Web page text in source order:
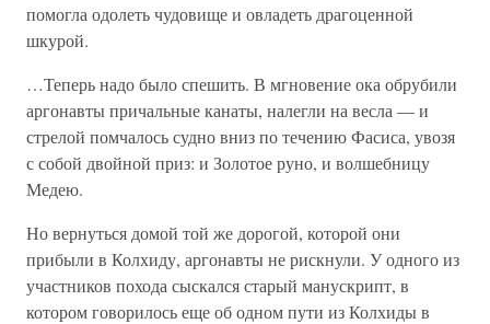
помогла одолеть чудовище и овладеть драгоценной
шкурой.
…Теперь надо было спешить. В мгновение ока обрубили
аргонавты причальные канаты, налегли на весла — и
стрелой помчалось судно вниз по течению Фасиса, увозя
с собой двойной приз: и Золотое руно, и волшебницу
Медею.
Но вернуться домой той же дорогой, которой они
прибыли в Колхиду, аргонавты не рискнули. У одного из
участников похода сыскался старый манускрипт, в
котором говорилось еще об одном пути из Колхиды в